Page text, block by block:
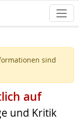
sind
auf
und Kritik